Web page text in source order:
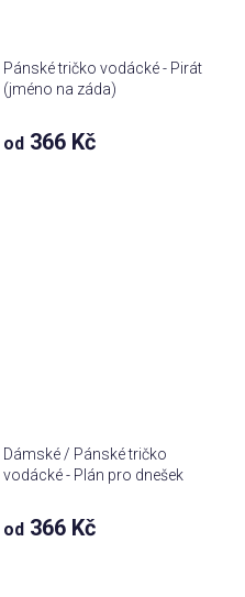
Pánské tričko vodácké - Pirát
(jméno na záda)
od 366 Kč
Dámské / Pánské tričko
vodácké - Plán pro dnešek
od 366 Kč